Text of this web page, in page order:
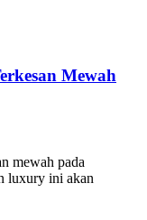
Mewah
mewah pada
luxury ini akan